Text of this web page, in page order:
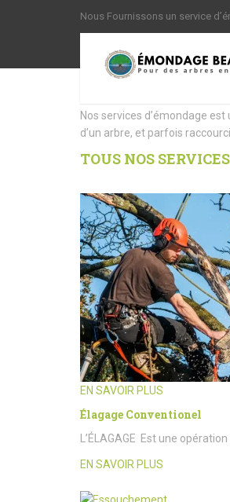
Nous Fournissons un service
Nous
Nos services d’émondage
d’un arbre, et parfois
TOUS NOS
EN SAVOIR PLUS
Élagage Conventionel
L’ÉLAGAGE Est une
EN SAVOIR PLUS